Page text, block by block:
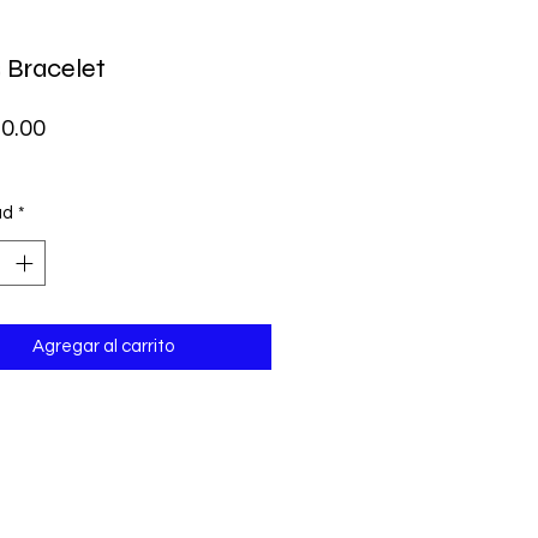
Bracelet
Precio
*
Agregar al carrito